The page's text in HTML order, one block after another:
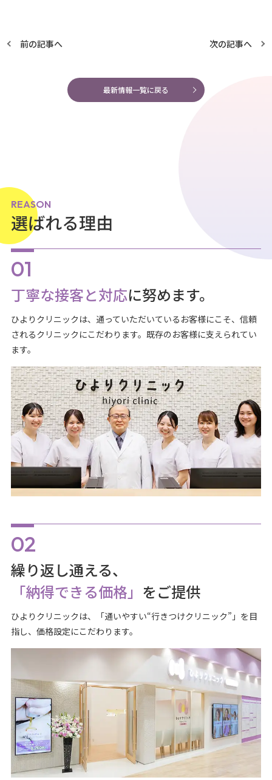
前の記事へ 次の記事へ
最新情報一覧に戻る
REASON
選ばれる理由
丁寧な接客と対応に努めます。
ひよりクリニックは、通っていただいているお客様にこそ、信頼
されるクリニックにこだわります。既存のお客様に支えられてい
ます。
繰り返し通える、
「納得できる価格」 をご提供
ひよりクリニックは、「通いやすい“行きつけクリニック”」を目
指し、価格設定にこだわります。